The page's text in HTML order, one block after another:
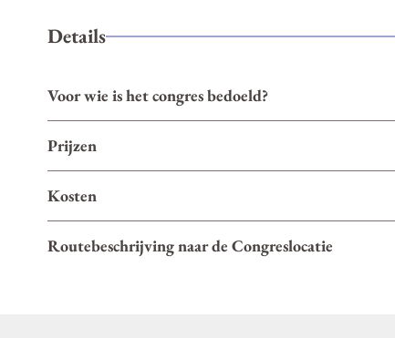
Details
Voor wie is het congres bedoeld?
Prijzen
Kosten
Routebeschrijving naar de Congreslocatie